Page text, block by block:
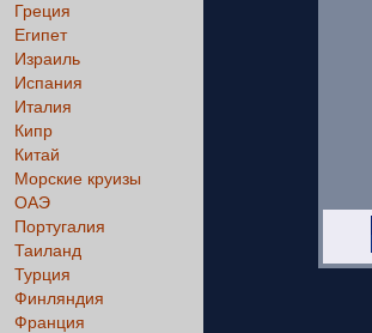
Греция
Египет
Израиль
Испания
Италия
Кипр
Китай
Морские круизы
ОАЭ
Португалия
Таиланд
Турция
Финляндия
Франция